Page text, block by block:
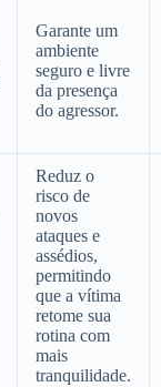
Garante um
ambiente
seguro e livre
da presença
do agressor.
Reduz o
risco de
novos
ataques e
assédios,
permitindo
que a vítima
retome sua
rotina com
mais
tranquilidade.